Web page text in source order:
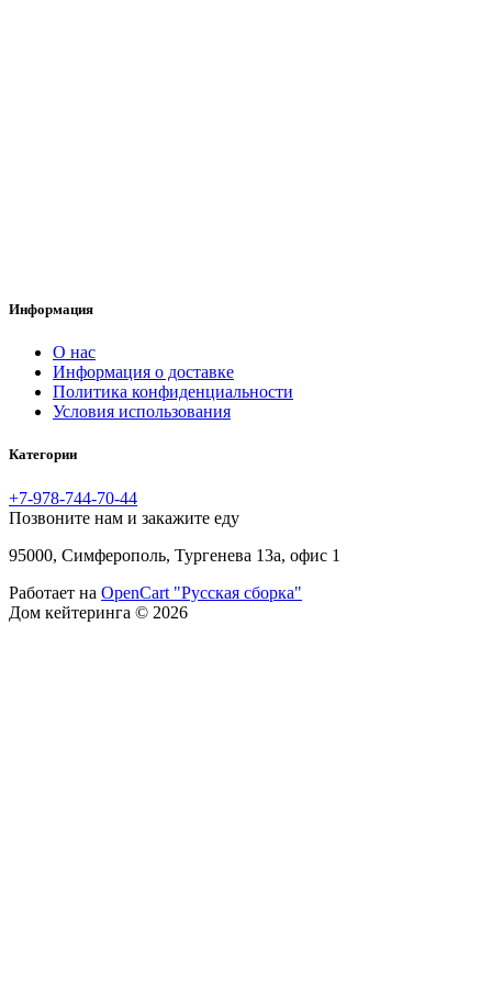
Информация
O нас
Информация о доставке
Политика конфиденциальности
Условия использования
Категории
+7-978-744-70-44
Позвоните нам и закажите еду
95000, Симферополь, Тургенева 13а, офис 1
Работает на OpenCart "Русская сборка"
Дом кейтеринга © 2026